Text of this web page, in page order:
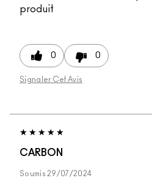
produit
0 0
Signaler Cet Avis
CARBON
Soumis 29/07/2024